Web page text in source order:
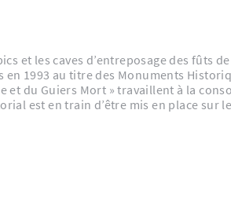
et les caves d’entreposage des fûts
1993 au titre des Monuments
et du Guiers Mort » travaillent à la
est en train d’être mis en place sur